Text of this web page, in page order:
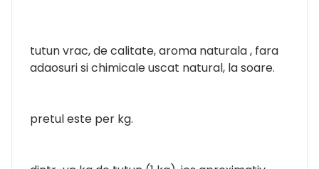
tutun vrac, de calitate, aroma naturala , fara
adaosuri si chimicale uscat natural, la soare.
pretul este per kg.